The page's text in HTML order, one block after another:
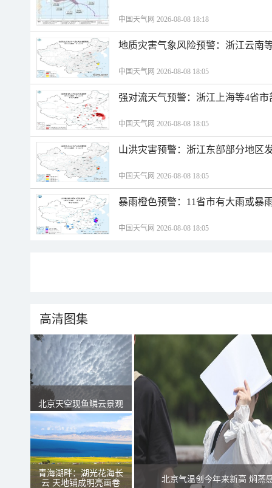
中国天气网 2026-08-08 18:18
地质灾害气象风险预警：浙江云南
中国天气网 2026-08-08 18:05
强对流天气预警：浙江上海等4省
中国天气网 2026-08-08 18:05
山洪灾害预警：浙江东部部分地区
中国天气网 2026-08-08 18:05
暴雨橙色预警：11省市有大雨或暴
中国天气网 2026-08-08 18:05
高清图集
北京天空现鱼鳞云景观
青海湖畔：湖光花海长
云 天地铺成明亮画卷
北京气温创今年来新高 焖蒸